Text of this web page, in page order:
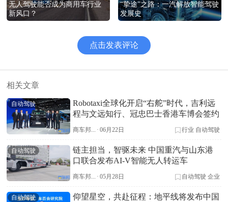
无人驾驶能否成为商用车行业
新风口？
“挚途”之路：一汽解放智能驾驶
发展史
点击发表评论
相关文章
自动驾驶
Robotaxi全球化开启“右舵”时代，吉利远
程与文远知行、冠忠巴士香港车博会签约
商车邦... · 06月22日 行业 自动驾驶
自动驾驶
链主担当，智驱未来 中国重汽与山东港
口联合发布AI-V智能无人转运车
商车邦... · 05月28日 自动驾驶 企业
自动驾驶
仰望星空，共赴征程：地平线将发布中国